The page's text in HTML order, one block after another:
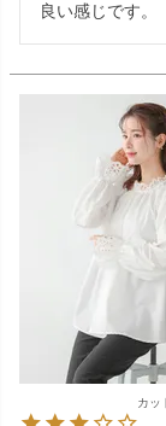
良い感じです。
カッ